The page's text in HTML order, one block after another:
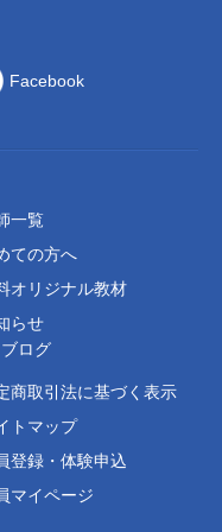
Facebook
⼀覧
ての⽅へ
オリジナル教材
らせ
ブログ
商取引法に基づく表示
トマップ
登録・体験申込
マイページ